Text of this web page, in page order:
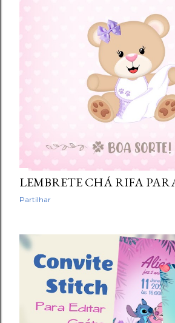
LEMBRETE CHÁ RIFA
Partilhar